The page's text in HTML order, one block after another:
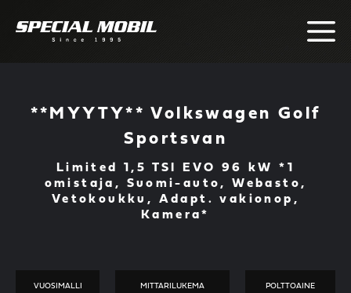
**MYYTY** Volkswagen Golf
Sportsvan
Limited 1,5 TSI EVO 96 kW *1
omistaja, Suomi-auto, Webasto,
Vetokoukku, Adapt. vakionop,
Kamera*
VUOSIMALLI MITTARILUKEMA POLTTOAINE